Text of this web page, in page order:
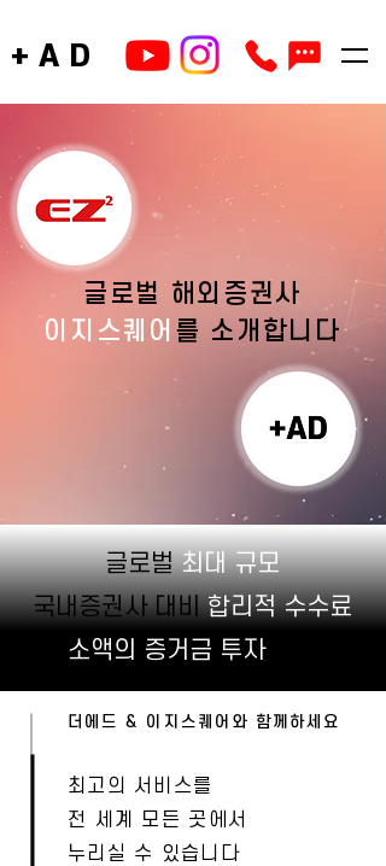
+AD
글로벌 해외증권사
이지스퀘어 를 소개합니다
글로벌최대 규모
국내증권사 대비합리적 수수료
소액의 증거금 투자가능
더에드 & 이지스퀘어와 함께하세요
최고의 서비스를
전 세계 모든 곳에서
누리실 수 있습니다